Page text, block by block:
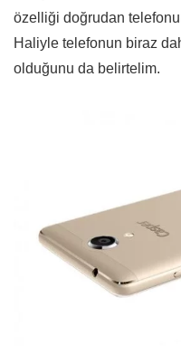
özelliği doğrudan
Haliyle telefonun biraz
olduğunu da belirtelim.